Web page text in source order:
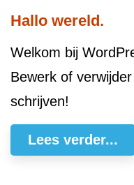
Hallo wereld.
Welkom bij
Bewerk of
schrijven!
Lees verder...